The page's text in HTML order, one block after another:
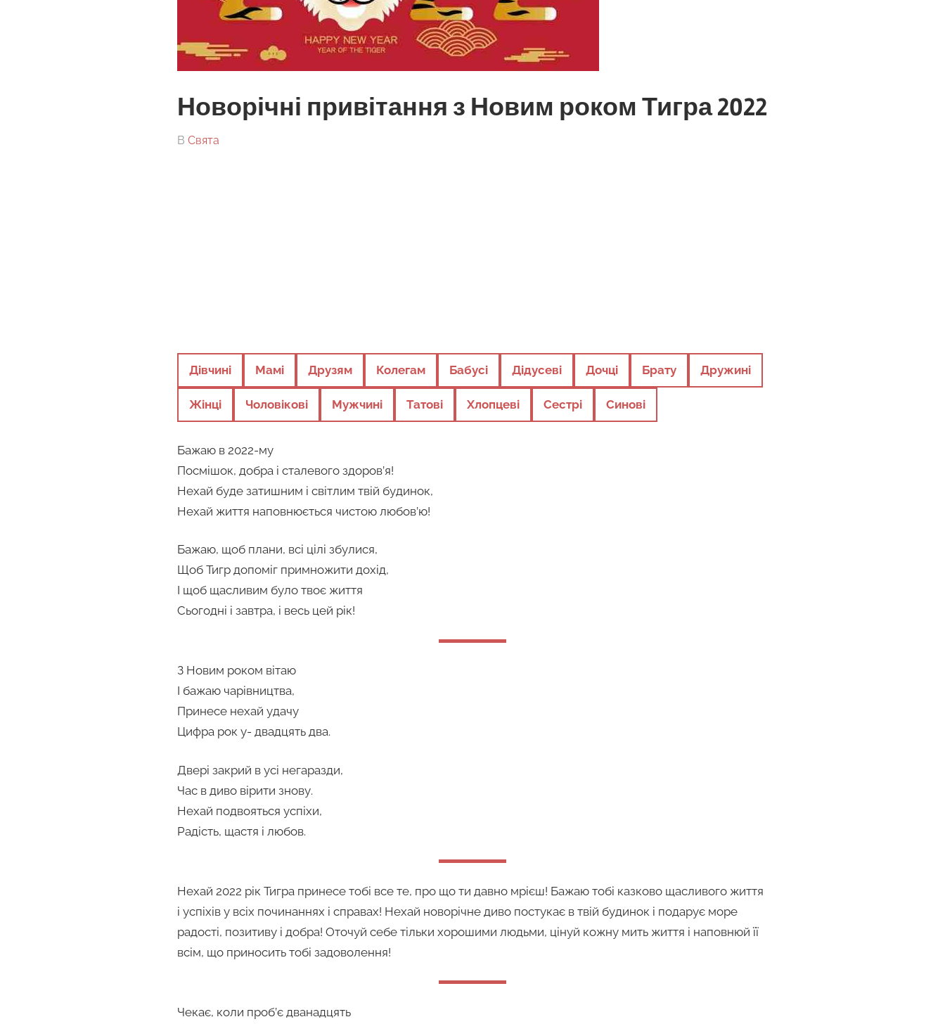
Новорічні привітання з Новим роком Тигра 2022
On
By
В Свята
Дівчині Мамі Друзям Колегам Бабусі Дідусеві Дочці Брату Дружині
Жінці Чоловікові Мужчині Татові Хлопцеві Сестрі Синові
Бажаю в 2022-му
Посмішок, добра і сталевого здоров’я!
Нехай буде затишним і світлим твій будинок,
Нехай життя наповнюється чистою любов’ю!
Бажаю, щоб плани, всі цілі збулися,
Щоб Тигр допоміг примножити дохід,
І щоб щасливим було твоє життя
Сьогодні і завтра, і весь цей рік!
З Новим роком вітаю
І бажаю чарівництва,
Принесе нехай удачу
Цифра рок у- двадцять два.
Двері закрий в усі негаразди,
Час в диво вірити знову.
Нехай подвояться успіхи,
Радість, щастя і любов.
Нехай 2022 рік Тигра принесе тобі все те, про що ти давно мрієш! Бажаю тобі казково щасливого життя
і успіхів у всіх починаннях і справах! Нехай новорічне диво постукає в твій будинок і подарує море
радості, позитиву і добра! Оточуй себе тільки хорошими людьми, цінуй кожну мить життя і наповнюй її
всім, що приносить тобі задоволення!
Чекає, коли проб’є дванадцять